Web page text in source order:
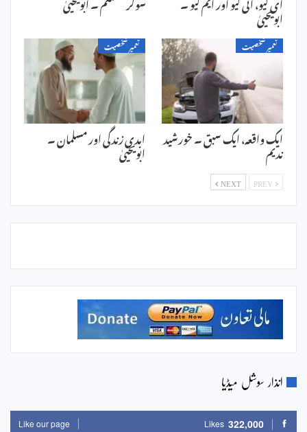
ابویحییٰ
تعمیر شخصیت
ایک واقعہ، ایک سبق ۔ خورشید
ندیم
تعمیر شخصیت
ابدی زندگی اور مسلمان ۔
ابویحییٰ
NEXT
انذار سوشل میڈیا
322,000
Likes
Like our page